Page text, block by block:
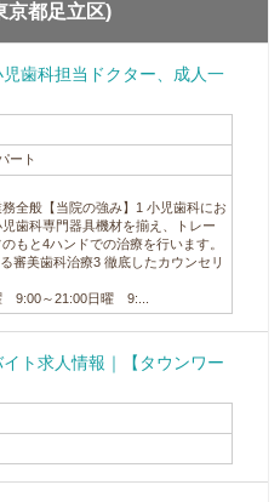
京都足立区)
児歯科担当ドクター、成人一
ート
全般【当院の強み】1 小児歯科にお
歯科専門器具機材を揃え、トレー
もと4ハンドでの治療を行います。
審美歯科治療3 徹底したカウンセリ
9:00～21:00日曜 9:...
ト求人情報｜【タウンワー